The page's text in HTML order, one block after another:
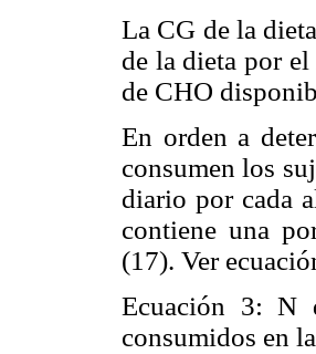
La CG de la
de la dieta por
de CHO
En orden a
consumen los
diario por cada
contiene una
(17). Ver
Ecuación 3: N
consumidos en